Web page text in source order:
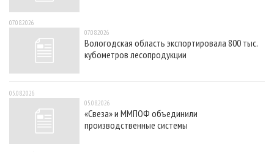
07.08.2026
07.08.2026
Вологодская область экспортировала 800 тыс.
кубометров лесопродукции
05.08.2026
05.08.2026
«Свеза» и ММПОФ объединили
производственные системы